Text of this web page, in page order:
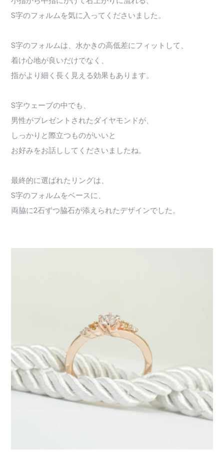
S字のフォルムを気に入ってくださいました。
S字のフォルムは、水かきの高低差にフィットして、
着け心地が良いだけでなく、
指がより細く長く見える効果もあります。
S字ウェーブの中でも、
男性がプレゼントされたダイヤモンドが、
しっかりと際立つものがいいと
お好みをお話ししてくださいましたね。
最終的に選ばれたリングは、
S字のフォルムをベースに、
両脇に2石ずつ脇石が添えられたデザインでした。